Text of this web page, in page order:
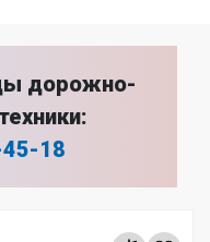
дорожно-
18